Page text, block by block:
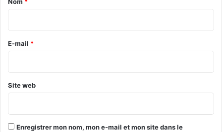
,
6
%
r
e
E-mail *
Site web
Enregistrer mon nom, mon e-mail et mon site dans le